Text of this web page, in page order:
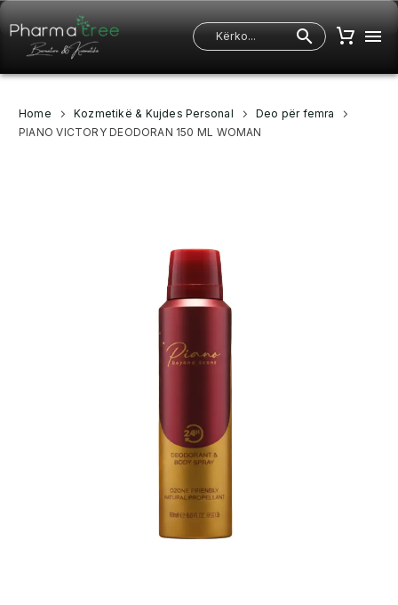
Home Kozmetikë & Kujdes Personal
Deo për femra
PIANO VICTORY DEODORAN 150 ML WOMAN